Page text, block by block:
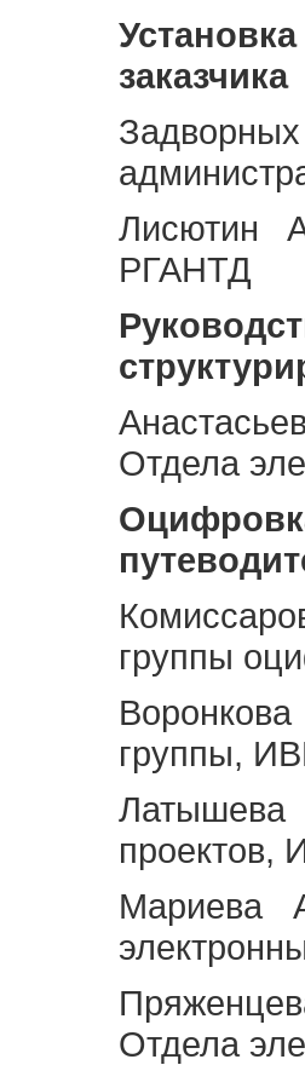
заказчика
Лисютин
РГАНТД
Отдела
группы
группы,
проектов,
Мариева
Отдела